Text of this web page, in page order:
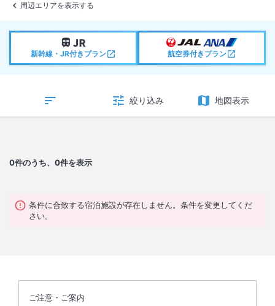
周辺エリアを表示する
新幹線・JR付きプラン 航空券付きプラン
絞り込み 地図表示
0件のうち、0件を表示
条件に合致する宿泊施設が存在しません。条件を変更してくだ
さい。
ご注意・ご案内